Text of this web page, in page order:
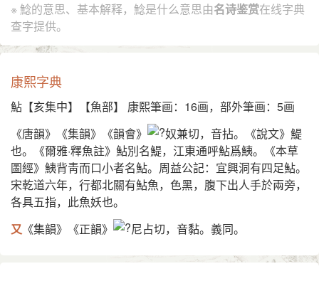
※ 鯰的意思、基本解释，鯰是什么意思由名诗鉴赏在线字典
查字提供。
康熙字典
鮎【亥集中】【魚部】 康熙筆画：16画，部外筆画：5画
《唐韻》《集韻》《韻會》
奴兼切，音拈。《說文》鯷
也。《爾雅·釋魚註》鮎別名鯷，江東通呼鮎爲鮧。《本草
圖經》鮧背靑而口小者名鮎。周益公記：宜興洞有四足鮎。
宋乾道六年，行都北關有鮎魚，色黑，腹下出人手於兩旁，
各具五指，此魚妖也。
又 《集韻》《正韻》 尼占切，音黏。義同。